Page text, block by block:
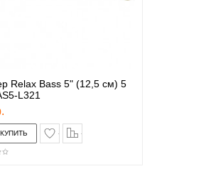
Relax Bass 5" (12,5 см) 5
L321
в закладки